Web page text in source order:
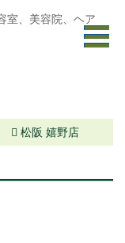
松阪 嬉野店